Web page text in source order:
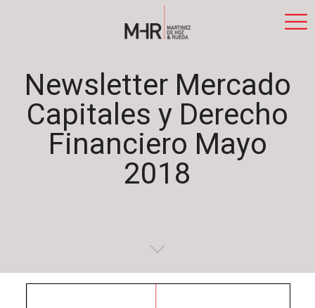
Newsletter Mercado
Capitales y Derecho
Financiero Mayo
2018